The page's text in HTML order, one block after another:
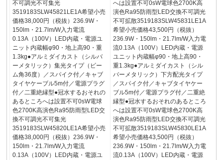
不可調光不可集光
3519183SLW45821LE1A希望小売
価格38,000円（税抜）236.9W・
150lm・21.7lm/W入力電流
0.13A（100V）LED内蔵・電源ユ
ニット内蔵幅φ90・地上高90・重
1.3kg●アルミダイカスト（シルバ
ーメタリック）集光タイプ（ビー
ム角36度）／スパイク付／キャブ
タイヤケーブル5m付／電源プラグ
付／二重絶縁型●冠水するおそれの
あるところへは設置不可0sW電球
色2700K高演色Ra95防雨型LED交
換不可調光不可集光
3519183SLW45820LE1A希望小売
価格38,000円（税抜）236.9W・
150lm・21.7lm/W入力電流
0.13A（100V）LED内蔵・電源ユ
へは設置不可0sW電球色2700K高
演色Ra95防雨型LED交換不可調光
不可拡散3519183SLW45831LE1A
希望小売価格43,500円（税抜）
236.9W・150lm・21.7lm/W入力電
流0.13A（100V）LED内蔵・電源
ユニット内蔵幅φ90・地上高90・
重1.3kg●アルミダイカスト（シル
バーメタリック）下方配光タイプ
／スパイク付／キャブタイヤケー
ブル5m付／電源プラグ付／二重絶
縁型●冠水するおそれのあるところ
へは設置不可0sW電球色2700K高
演色Ra95防雨型LED交換不可調光
不可拡散3519183SLW45830LE1A
希望小売価格43,500円（税抜）
236.9W・150lm・21.7lm/W入力電
流0.13A（100V）LED内蔵・電源